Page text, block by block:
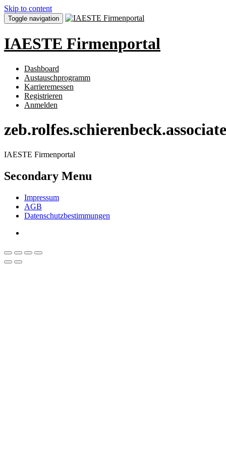
Skip to content
Toggle navigation
IAESTE Firmenportal
Dashboard
Austauschprogramm
Karrieremessen
Registrieren
Anmelden
IAESTE Firmenportal
Secondary Menu
Impressum
AGB
Datenschutzbestimmungen